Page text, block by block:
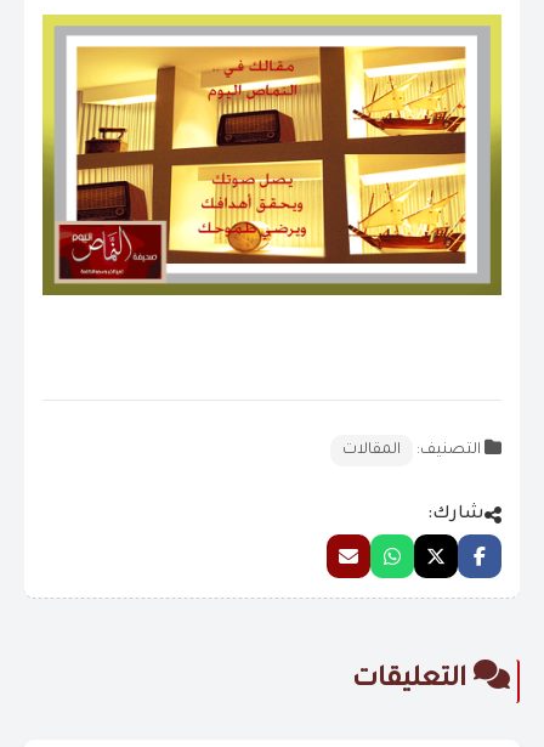
التصنيف: المقالات
شارك:
التعليقات